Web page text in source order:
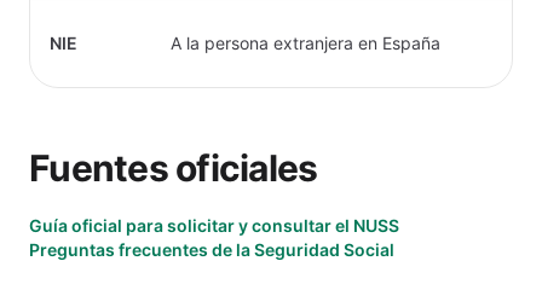
NIE A la persona extranjera en España
Fuentes oficiales
Guía oficial para solicitar y consultar el NUSS
Preguntas frecuentes de la Seguridad Social